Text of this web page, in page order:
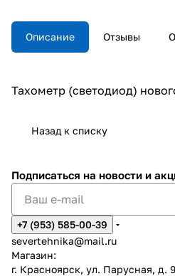
Описание Отзывы
Тахометр (светодиод)
Назад к списку
Подписаться на новости и
+7 (953) 585-00-39
severtehnika@mail.ru
Магазин:
г. Красноярск, ул. Парусная, д. 9